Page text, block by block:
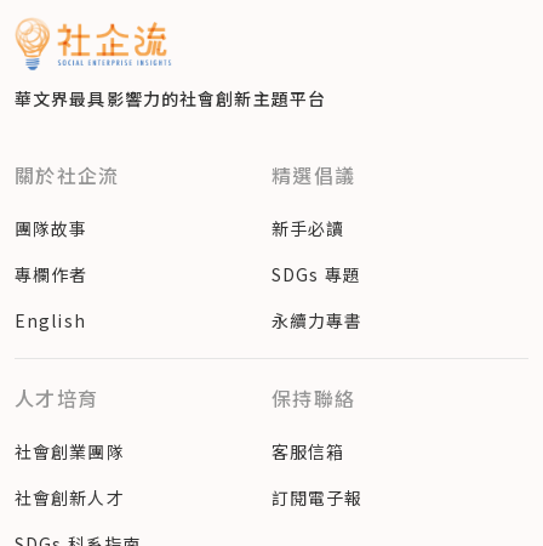
華文界最具影響力的社會創新主題平台
關於社企流
團隊故事
專欄作者
English
精選倡議
新手必讀
SDGs 專題
永續力專書
人才培育
社會創業團隊
社會創新人才
保持聯絡
客服信箱
訂閱電子報